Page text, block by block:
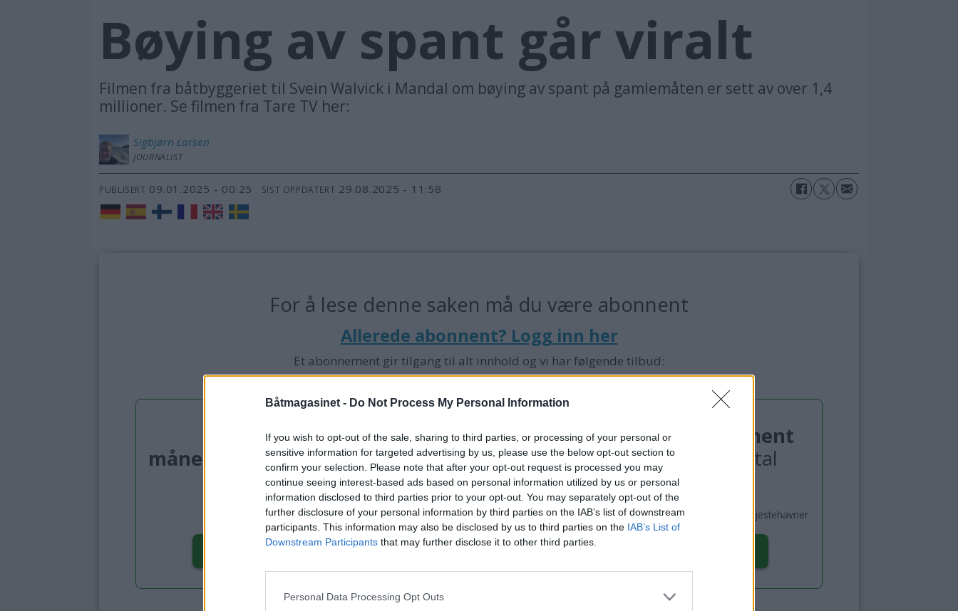
Båtmagasinet - Do Not Process My Personal Information
If you wish to opt-out of the sale, sharing to third parties, or processing of your personal or
sensitive information for targeted advertising by us, please use the below opt-out section to
confirm your selection. Please note that after your opt-out request is processed you may
continue seeing interest-based ads based on personal information utilized by us or personal
information disclosed to third parties prior to your opt-out. You may separately opt-out of the
further disclosure of your personal information by third parties on the IAB’s list of downstream
participants. This information may also be disclosed by us to third parties on the IAB’s List of
Downstream Participants that may further disclose it to other third parties.
Personal Data Processing Opt Outs
Bøying av spant går viralt
Filmen fra båtbyggeriet til Svein Walvick i Mandal om bøying av spant på gamlemåten er sett av over 1,4
millioner. Se filmen fra Tare TV her:
Sigbjørn Larsen
JOURNALIST
PUBLISERT 09.01.2025 - 00:25 SIST OPPDATERT 29.08.2025 - 11:58
For å lese denne saken må du være abonnent
Allerede abonnent? Logg inn her
Et abonnement gir tilgang til alt innhold og vi har følgende tilbud:
Digitalt
månedsabonnement
99,-
pr. måned
BESTILL HER
Digitalt
årsabonnement
699,-
pr. år
BESTILL HER
Gullabonnement
Blad og digital
pr. år – 10 utgaver + Norske Gjestehavner